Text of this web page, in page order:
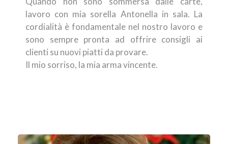
lavoro con mia sorella Antonella in sala. La
cordialità è fondamentale nel nostro lavoro e
sono sempre pronta ad offrire consigli ai
clienti su nuovi piatti da provare.
Il mio sorriso, la mia arma vincente.